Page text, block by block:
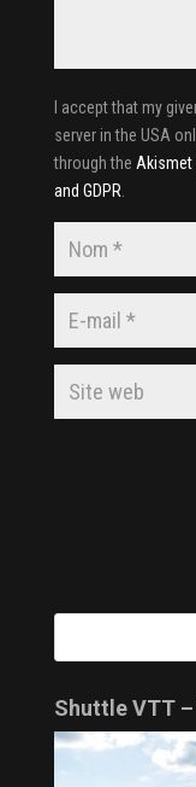
I accept that my
server in the USA
through the Akismet
and GDPR
Shuttle VTT